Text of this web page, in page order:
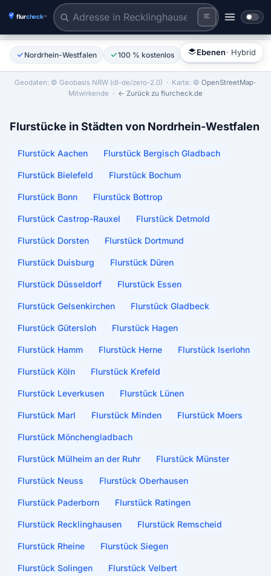
Tiles © Esri | Labels © Esri
Flurstück anklicken
Ebenen· Hybrid
Nordrhein-Westfalen 100 % kostenlos Ohne Anmeldung
Geodaten: © Geobasis NRW (dl-de/zero-2.0) · Karte: © OpenStreetMap-
Mitwirkende · ← Zurück zu flurcheck.de
Flurstücke in Städten von Nordrhein-Westfalen
Flurstück Aachen Flurstück Bergisch Gladbach
Flurstück Bielefeld Flurstück Bochum
Flurstück Bonn Flurstück Bottrop
Flurstück Castrop-Rauxel Flurstück Detmold
Flurstück Dorsten Flurstück Dortmund
Flurstück Duisburg Flurstück Düren
Flurstück Düsseldorf Flurstück Essen
Flurstück Gelsenkirchen Flurstück Gladbeck
Flurstück Gütersloh Flurstück Hagen
Flurstück Hamm Flurstück Herne Flurstück Iserlohn
Flurstück Köln Flurstück Krefeld
Flurstück Leverkusen Flurstück Lünen
Flurstück Marl Flurstück Minden Flurstück Moers
Flurstück Mönchengladbach
Flurstück Mülheim an der Ruhr Flurstück Münster
Flurstück Neuss Flurstück Oberhausen
Flurstück Paderborn Flurstück Ratingen
Flurstück Recklinghausen Flurstück Remscheid
Flurstück Rheine Flurstück Siegen
Flurstück Solingen Flurstück Velbert